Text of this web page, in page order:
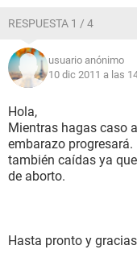
RESPUESTA 1 / 4
usuario anónimo
10 dic 2011 a las
Hola,
Mientras hagas caso
embarazo
también caídas ya
de aborto.
Hasta pronto y